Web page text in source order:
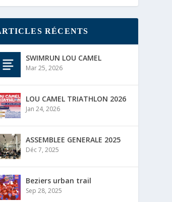
RÉCENTS
SWIMRUN LOU CAMEL
Mar 25, 2026
LOU CAMEL TRIATHLON 2026
Jan 24, 2026
ASSEMBLEE GENERALE 2025
Déc 7, 2025
Beziers urban trail
Sep 28, 2025